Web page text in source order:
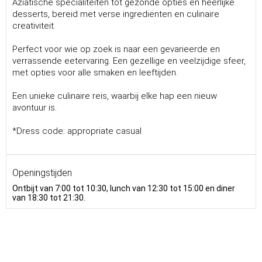
Aziatische specialiteiten tot gezonde opties en heerlijke
desserts, bereid met verse ingrediënten en culinaire
creativiteit.
Perfect voor wie op zoek is naar een gevarieerde en
verrassende eetervaring. Een gezellige en veelzijdige sfeer,
met opties voor alle smaken en leeftijden.
Een unieke culinaire reis, waarbij elke hap een nieuw
avontuur is.
*Dress code: appropriate casual
Openingstijden
Ontbijt van 7:00 tot 10:30, lunch van 12:30 tot 15:00 en diner
van 18:30 tot 21:30.